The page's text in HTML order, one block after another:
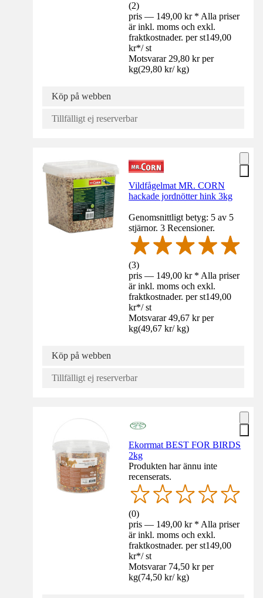
(2)
pris — 149,00 kr * Alla priser
är inkl. moms och exkl.
fraktkostnader. per st149,00
kr*/ st
Motsvarar 29,80 kr per
kg(29,80 kr/ kg)
Köp på webben
Tillfälligt ej reserverbar
Vildfågelmat MR. CORN
hackade jordnötter hink 3kg
Genomsnittligt betyg: 5 av 5
stjärnor. 3 Recensioner.
(3)
pris — 149,00 kr * Alla priser
är inkl. moms och exkl.
fraktkostnader. per st149,00
kr*/ st
Motsvarar 49,67 kr per
kg(49,67 kr/ kg)
Köp på webben
Tillfälligt ej reserverbar
Ekorrmat BEST FOR BIRDS
2kg
Produkten har ännu inte
recenserats.
(0)
pris — 149,00 kr * Alla priser
är inkl. moms och exkl.
fraktkostnader. per st149,00
kr*/ st
Motsvarar 74,50 kr per
kg(74,50 kr/ kg)